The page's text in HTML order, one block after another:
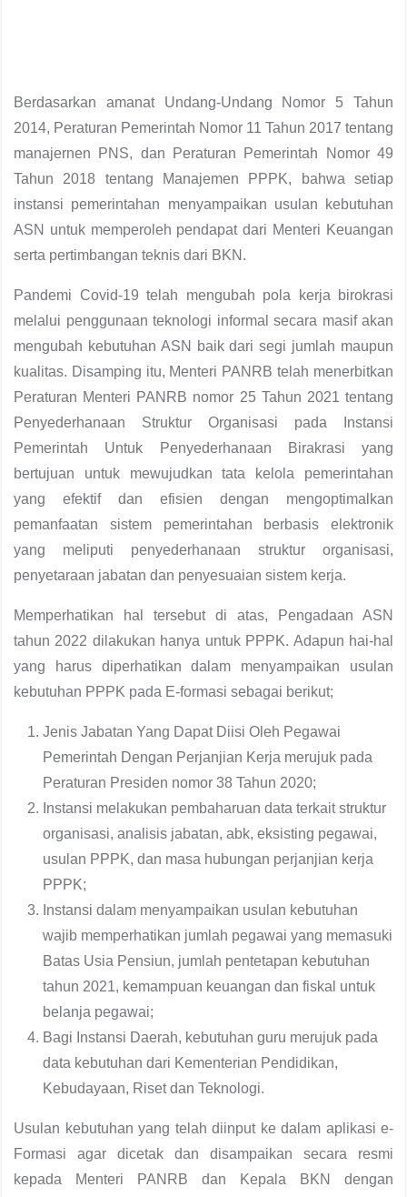
Berdasarkan amanat Undang-Undang Nomor 5 Tahun
2014, Peraturan Pemerintah Nomor 11 Tahun 2017 tentang
manajernen PNS, dan Peraturan Pemerintah Nomor 49
Tahun 2018 tentang Manajemen PPPK, bahwa setiap
instansi pemerintahan menyampaikan usulan kebutuhan
ASN untuk memperoleh pendapat dari Menteri Keuangan
serta pertimbangan teknis dari BKN.
Pandemi Covid-19 telah mengubah pola kerja birokrasi
melalui penggunaan teknologi informal secara masif akan
mengubah kebutuhan ASN baik dari segi jumlah maupun
kualitas. Disamping itu, Menteri PANRB telah menerbitkan
Peraturan Menteri PANRB nomor 25 Tahun 2021 tentang
Penyederhanaan Struktur Organisasi pada Instansi
Pemerintah Untuk Penyederhanaan Birakrasi yang
bertujuan untuk mewujudkan tata kelola pemerintahan
yang efektif dan efisien dengan mengoptimalkan
pemanfaatan sistem pemerintahan berbasis elektronik
yang meliputi penyederhanaan struktur organisasi,
penyetaraan jabatan dan penyesuaian sistem kerja.
Memperhatikan hal tersebut di atas, Pengadaan ASN
tahun 2022 dilakukan hanya untuk PPPK. Adapun hai-hal
yang harus diperhatikan dalam menyampaikan usulan
kebutuhan PPPK pada E-formasi sebagai berikut;
Jenis Jabatan Yang Dapat Diisi Oleh Pegawai
Pemerintah Dengan Perjanjian Kerja merujuk pada
Peraturan Presiden nomor 38 Tahun 2020;
Instansi melakukan pembaharuan data terkait struktur
organisasi, analisis jabatan, abk, eksisting pegawai,
usulan PPPK, dan masa hubungan perjanjian kerja
PPPK;
Instansi dalam menyampaikan usulan kebutuhan
wajib memperhatikan jumlah pegawai yang memasuki
Batas Usia Pensiun, jumlah pentetapan kebutuhan
tahun 2021, kemampuan keuangan dan fiskal untuk
belanja pegawai;
Bagi Instansi Daerah, kebutuhan guru merujuk pada
data kebutuhan dari Kementerian Pendidikan,
Kebudayaan, Riset dan Teknologi.
Usulan kebutuhan yang telah diinput ke dalam aplikasi e-
Formasi agar dicetak dan disampaikan secara resmi
kepada Menteri PANRB dan Kepala BKN dengan